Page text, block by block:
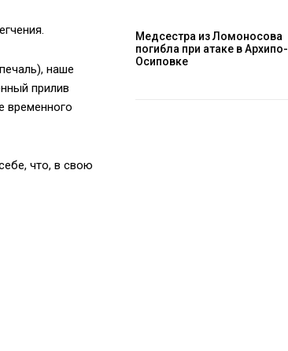
наше
прилив
временного
что, в свою
Медсестра из Ломоносова
погибла при атаке в Архипо-
Осиповке